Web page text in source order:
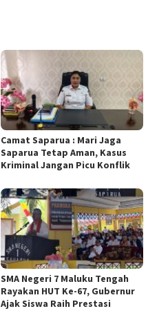
Camat Saparua : Mari Jaga
Saparua Tetap Aman, Kasus
Kriminal Jangan Picu Konflik
SMA Negeri 7 Maluku Tengah
Rayakan HUT Ke-67, Gubernur
Ajak Siswa Raih Prestasi